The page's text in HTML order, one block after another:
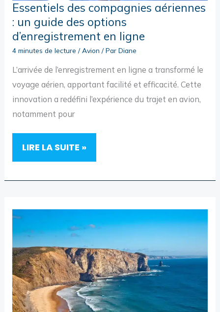
Essentiels des compagnies aériennes
: un guide des options
d’enregistrement en ligne
4 minutes de lecture /Avion / ParDiane
L’arrivée de l’enregistrement en ligne a transformé le
voyage aérien, apportant facilité et efficacité. Cette
innovation a redéfini l’expérience du trajet en avion,
notamment pour
ESSENTIELS
COMPAGNIES
:
DES
D’ENREGISTREMENT
EN
LIGNE
LIRE LA SUITE »